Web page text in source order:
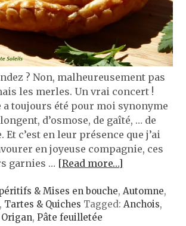
? Non, malheureusement pas
les merles. Un vrai concert !
a toujours été pour moi synonyme
d’osmose, de gaîté, … de
Et c’est en leur présence que j’ai
en joyeuse compagnie, ces
garnies … [Read more…]
& Mises en bouche,Automne,
, Tartes & Quiches Tagged:Anchois,
Origan,Pâte feuilletée